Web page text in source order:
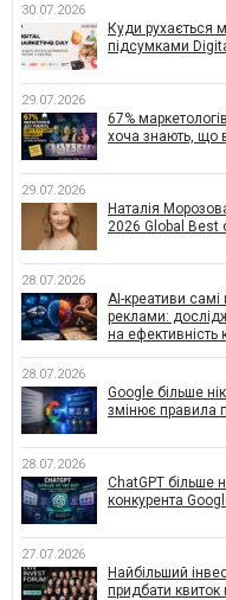
30.07.2026
Куди рухається
підсумками
29.07.2026
67%
хоча знають, що
29.07.2026
Наталія
2026 Global Best
28.07.2026
AI-креативи самі
реклами:
на ефективність
28.07.2026
Google більше
змінює правила
28.07.2026
ChatGPT більше
конкурента
27.07.2026
Найбільший
придбати квиток